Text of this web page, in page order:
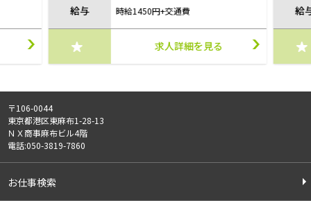
給与 時給1450円+交通費
求人詳細を見る
給
〒106-0044
東京都港区東麻布1-28-13
ＮＸ商事麻布ビル4階
電話:050-3819-7860
お仕事検索